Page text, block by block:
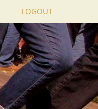
LOGOUT